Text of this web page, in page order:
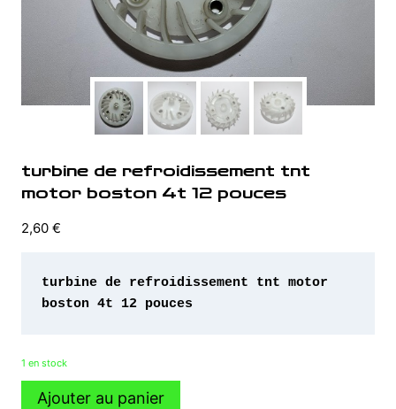
turbine de refroidissement tnt
motor boston 4t 12 pouces
2,60 €
turbine de refroidissement tnt motor
boston 4t 12 pouces
1 en stock
quantité
Ajouter au panier